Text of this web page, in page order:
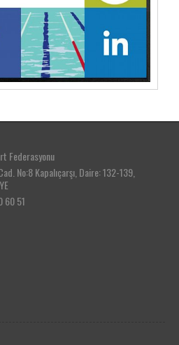
Federasyonu
No:8 Kapalıçarşı, Daire: 132-139,
60 51